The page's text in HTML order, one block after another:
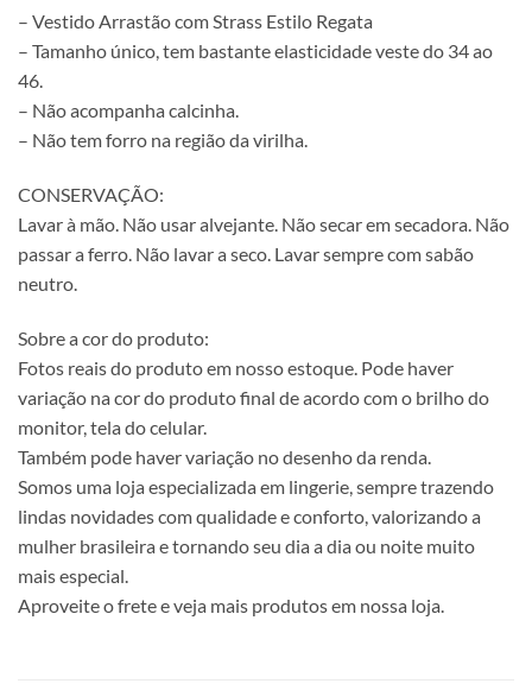
– Vestido Arrastão com Strass Estilo Regata
– Tamanho único, tem bastante elasticidade veste do 34 ao
46.
– Não acompanha calcinha.
– Não tem forro na região da virilha.
CONSERVAÇÃO:
Lavar à mão. Não usar alvejante. Não secar em secadora. Não
passar a ferro. Não lavar a seco. Lavar sempre com sabão
neutro.
Sobre a cor do produto:
Fotos reais do produto em nosso estoque. Pode haver
variação na cor do produto final de acordo com o brilho do
monitor, tela do celular.
Também pode haver variação no desenho da renda.
Somos uma loja especializada em lingerie, sempre trazendo
lindas novidades com qualidade e conforto, valorizando a
mulher brasileira e tornando seu dia a dia ou noite muito
mais especial.
Aproveite o frete e veja mais produtos em nossa loja.